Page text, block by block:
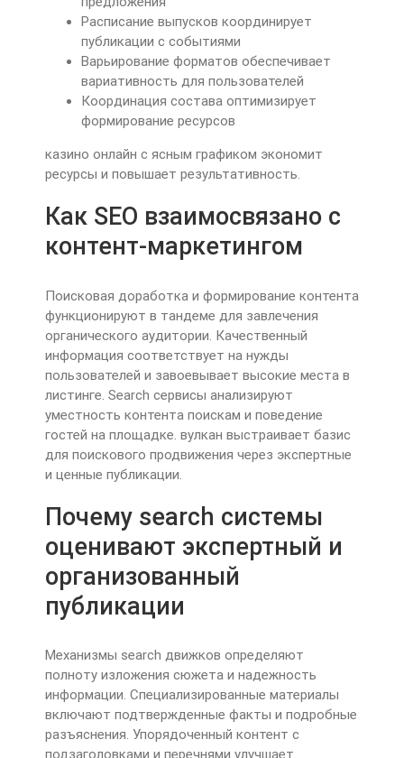
Расписание выпусков координирует
публикации с событиями
Варьирование форматов обеспечивает
вариативность для пользователей
Координация состава оптимизирует
формирование ресурсов
казино онлайн с ясным графиком экономит
ресурсы и повышает результативность.
Как SEO взаимосвязано с
контент-маркетингом
Поисковая доработка и формирование контента
функционируют в тандеме для завлечения
органического аудитории. Качественный
информация соответствует на нужды
пользователей и завоевывает высокие места в
листинге. Search сервисы анализируют
уместность контента поискам и поведение
гостей на площадке. вулкан выстраивает базис
для поискового продвижения через экспертные
и ценные публикации.
Почему search системы
оценивают экспертный и
организованный
публикации
Механизмы search движков определяют
полноту изложения сюжета и надежность
информации. Специализированные материалы
включают подтвержденные факты и подробные
разъяснения. Упорядоченный контент с
подзаголовками и перечнями улучшает